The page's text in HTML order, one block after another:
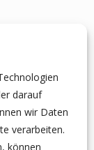
darauf
wir Daten
verarbeiten.
können